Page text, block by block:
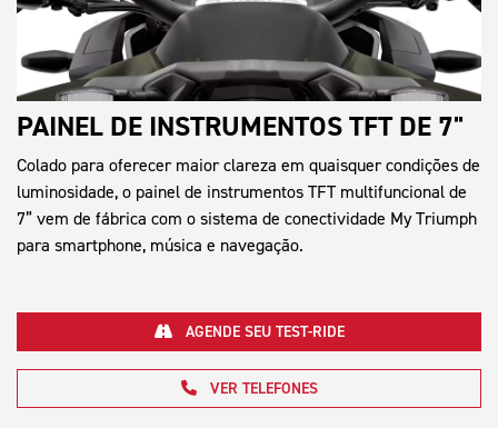
PAINEL DE INSTRUMENTOS TFT DE 7"
Colado para oferecer maior clareza em quaisquer condições de
luminosidade, o painel de instrumentos TFT multifuncional de
7” vem de fábrica com o sistema de conectividade My Triumph
para smartphone, música e navegação.
VER TELEFONES
AGENDE SEU TEST-RIDE